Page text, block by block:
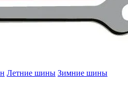
Летние шины Зимние шины